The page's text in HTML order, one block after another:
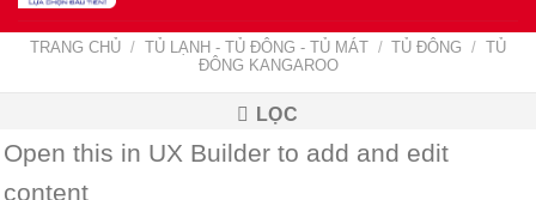
TRANG CHỦ / TỦ LẠNH - TỦ ĐÔNG - TỦ MÁT / TỦ ĐÔNG / TỦ
ĐÔNG KANGAROO
LỌC
Open this in UX Builder to add and edit
content